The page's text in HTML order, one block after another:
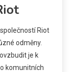
Riot
odměny.
je k
komunitních